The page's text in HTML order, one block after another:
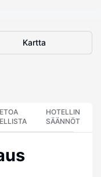
Kartta
HOTELLIN
SÄÄNNÖT